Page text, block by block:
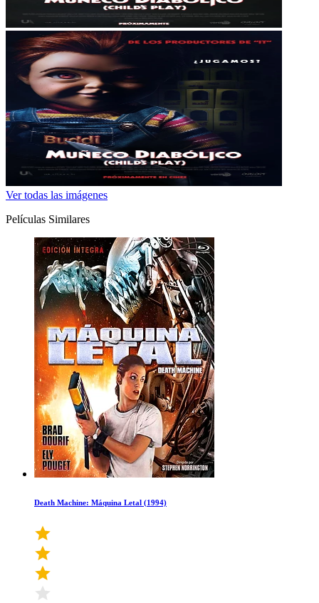
Ver todas las imágenes
Películas Similares
Death Machine: Máquina Letal (1994)